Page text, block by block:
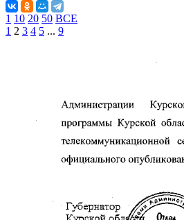
1 10 20 50 ВСЕ
1 2 3 4 5 ... 9